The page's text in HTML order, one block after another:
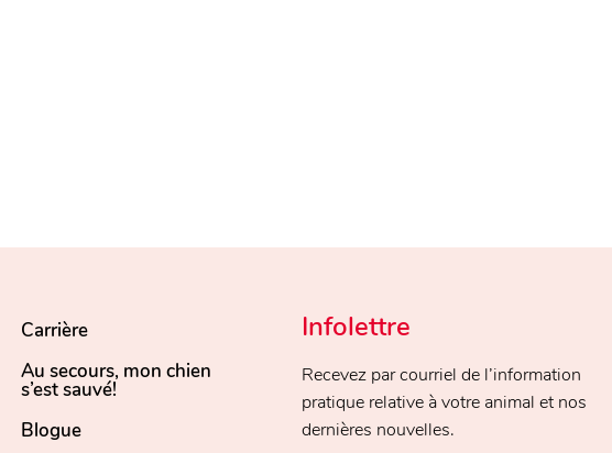
Carrière
Au secours, mon chien
s’est sauvé!
Blogue
Infolettre
Recevez par courriel de l’information
pratique relative à votre animal et nos
dernières nouvelles.